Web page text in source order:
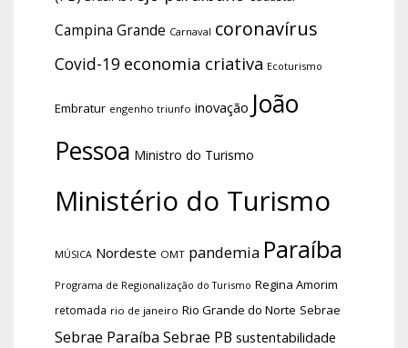
Campina Grande Carnaval coronavírus
Covid-19 economia criativa Ecoturismo
Embratur engenho triunfo inovação João
Pessoa Ministro do Turismo
Ministério do Turismo
MÚSICA Nordeste OMT pandemia Paraíba
Programa de Regionalização do Turismo Regina Amorim
retomada rio de janeiro Rio Grande do Norte Sebrae
Sebrae Paraíba Sebrae PB sustentabilidade